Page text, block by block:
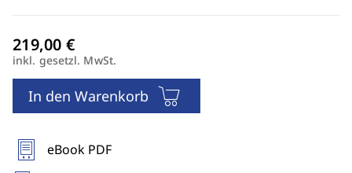
inkl. gesetzl. MwSt.
In den Warenkorb
eBook PDF